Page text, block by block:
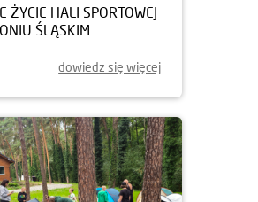
ŻYCIE HALI SPORTOWEJ
ŚLĄSKIM
dowiedz się więcej